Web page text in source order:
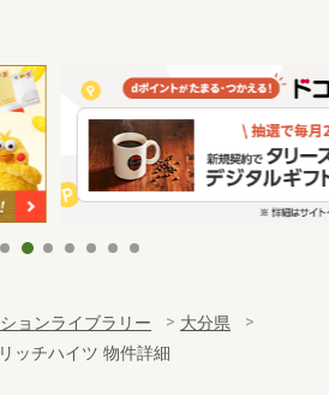
ョンライブラリー
大分県
ッチハイツ 物件詳細